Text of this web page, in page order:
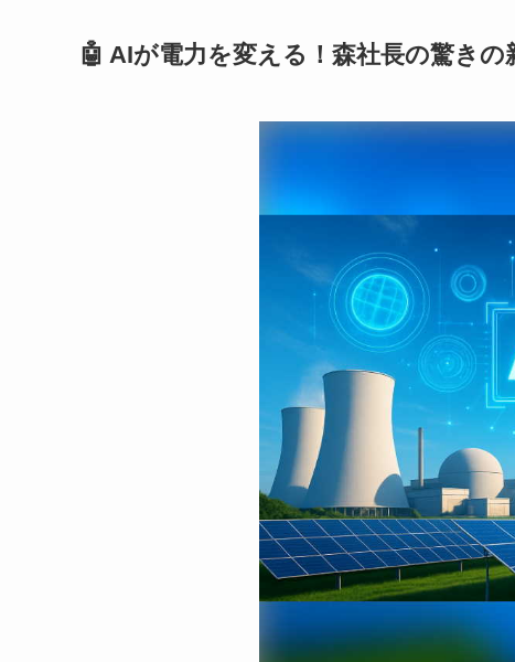
🤖 AIが電力を変える！森社長の驚きの